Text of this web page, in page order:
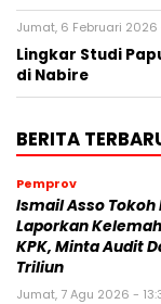
Jumat, 6 Februari 2026
Lingkar Studi
di Nabire
BERITA
Pemprov
Ismail Asso Tokoh
Laporkan
KPK, Minta Audit
Triliun
Jumat, 7 Agu 2026 -